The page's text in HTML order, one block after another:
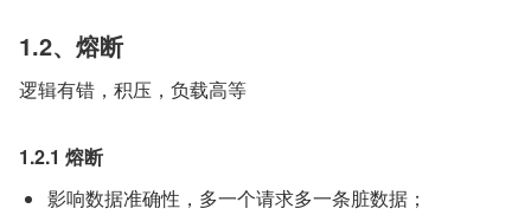
1.2、熔断
逻辑有错，积压，负载高等
1.2.1 熔断
影响数据准确性，多一个请求多一条脏数据；